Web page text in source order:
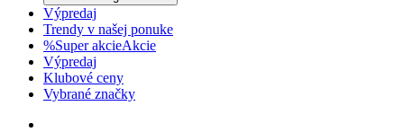
Výpredaj
Trendy v našej ponuke
%Super akcieAkcie
Výpredaj
Klubové ceny
Vybrané značky